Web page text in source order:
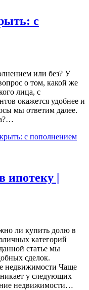
с
или без? У
о том, какой же
лица, с
окажется удобнее и
мы ответим далее.
с пополнением
ипотеку |
ли купить долю в
категорий
статье мы
сделок.
недвижимости Чаще
у следующих
недвижимости…